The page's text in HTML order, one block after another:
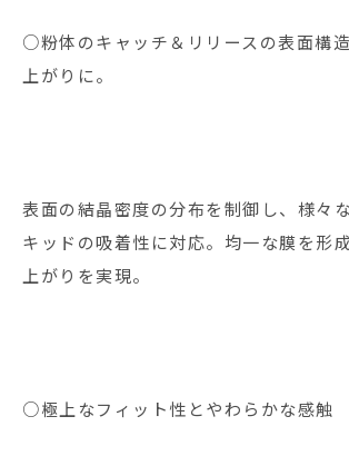
○粉体のキャッチ＆リリースの表面構
上がりに。
表面の結晶密度の分布を制御し、様々
キッドの吸着性に対応。均一な膜を形
上がりを実現。
○極上なフィット性とやわらかな感触